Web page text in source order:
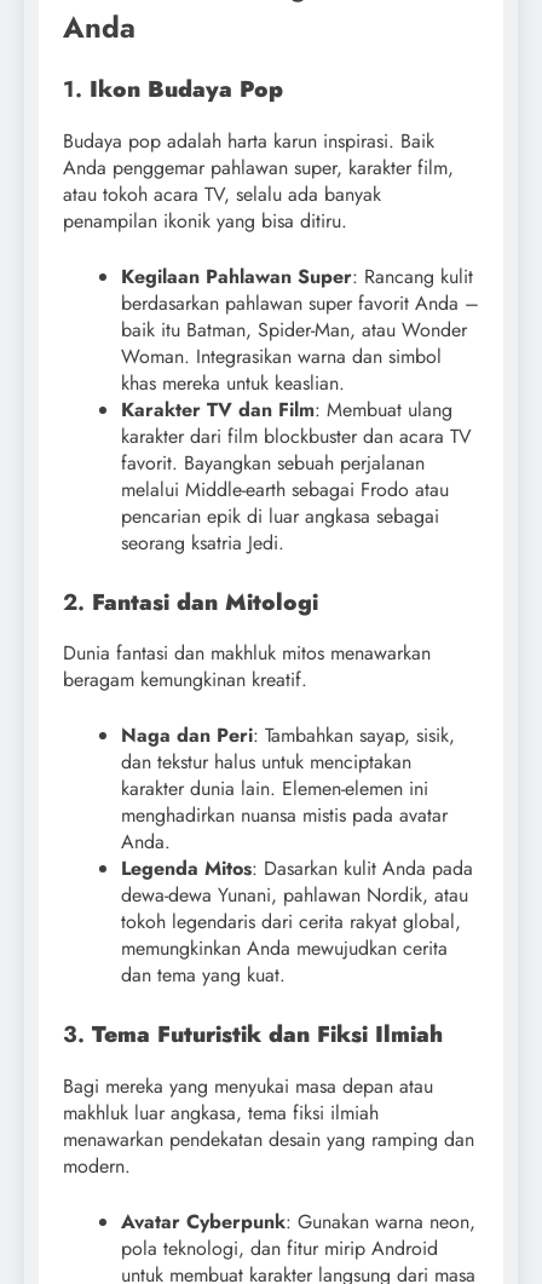
Anda
1. Ikon Budaya Pop
Budaya pop adalah harta karun inspirasi. Baik
Anda penggemar pahlawan super, karakter film,
atau tokoh acara TV, selalu ada banyak
penampilan ikonik yang bisa ditiru.
Kegilaan Pahlawan Super: Rancang kulit
berdasarkan pahlawan super favorit Anda –
baik itu Batman, Spider-Man, atau Wonder
Woman. Integrasikan warna dan simbol
khas mereka untuk keaslian.
Karakter TV dan Film: Membuat ulang
karakter dari film blockbuster dan acara TV
favorit. Bayangkan sebuah perjalanan
melalui Middle-earth sebagai Frodo atau
pencarian epik di luar angkasa sebagai
seorang ksatria Jedi.
2. Fantasi dan Mitologi
Dunia fantasi dan makhluk mitos menawarkan
beragam kemungkinan kreatif.
Naga dan Peri: Tambahkan sayap, sisik,
dan tekstur halus untuk menciptakan
karakter dunia lain. Elemen-elemen ini
menghadirkan nuansa mistis pada avatar
Anda.
Legenda Mitos: Dasarkan kulit Anda pada
dewa-dewa Yunani, pahlawan Nordik, atau
tokoh legendaris dari cerita rakyat global,
memungkinkan Anda mewujudkan cerita
dan tema yang kuat.
3. Tema Futuristik dan Fiksi Ilmiah
Bagi mereka yang menyukai masa depan atau
makhluk luar angkasa, tema fiksi ilmiah
menawarkan pendekatan desain yang ramping dan
modern.
Avatar Cyberpunk: Gunakan warna neon,
pola teknologi, dan fitur mirip Android
untuk membuat karakter langsung dari masa